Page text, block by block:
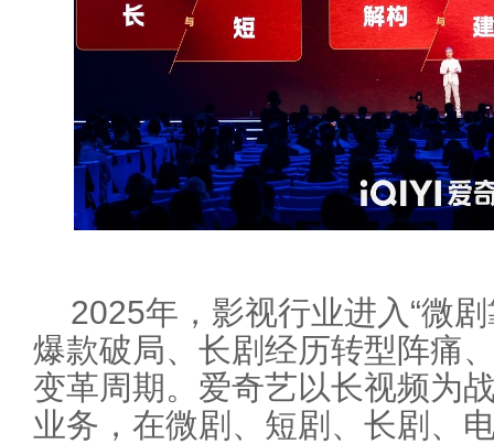
2025年，影视行业进入“微
爆款破局、长剧经历转型阵痛
变革周期。爱奇艺以长视频为
业务，在微剧、短剧、长剧、